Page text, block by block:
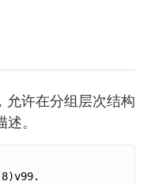
允许在分组层次结构
。